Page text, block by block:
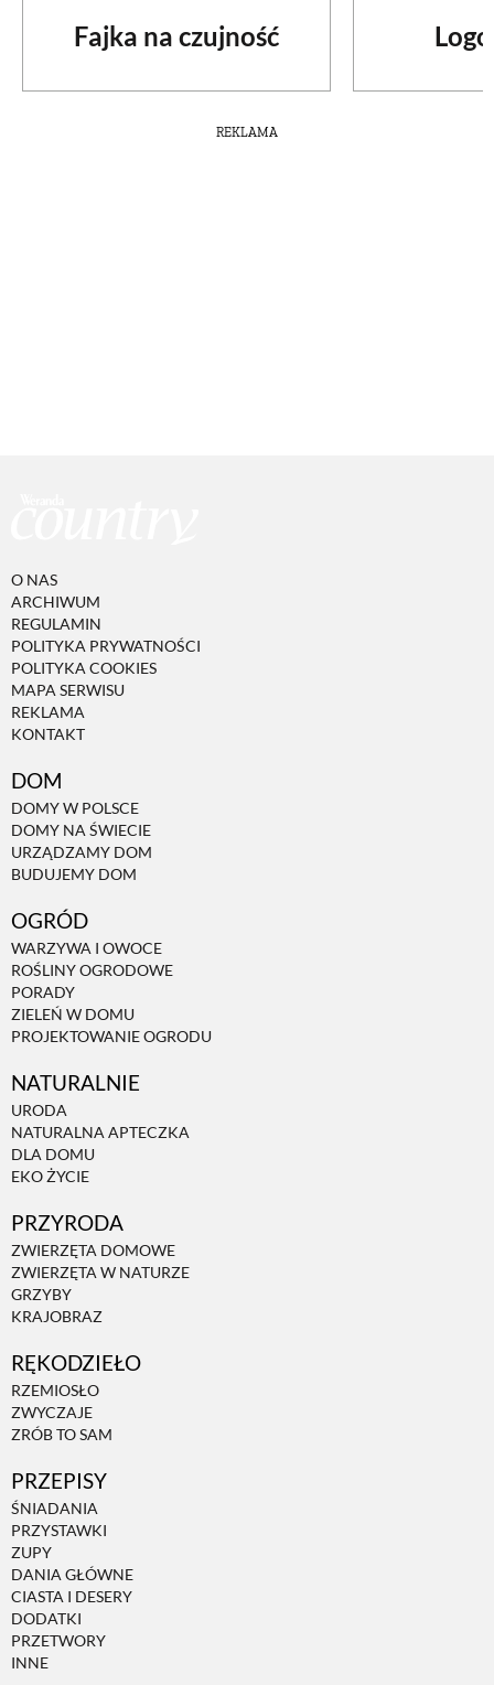
Fajka na czujność
REKLAMA
O NAS
ARCHIWUM
REGULAMIN
POLITYKA PRYWATNOŚCI
POLITYKA COOKIES
MAPA SERWISU
REKLAMA
KONTAKT
DOM
DOMY W POLSCE
DOMY NA ŚWIECIE
URZĄDZAMY DOM
BUDUJEMY DOM
OGRÓD
WARZYWA I OWOCE
ROŚLINY OGRODOWE
PORADY
ZIELEŃ W DOMU
PROJEKTOWANIE OGRODU
NATURALNIE
URODA
NATURALNA APTECZKA
DLA DOMU
EKO ŻYCIE
PRZYRODA
ZWIERZĘTA DOMOWE
ZWIERZĘTA W NATURZE
GRZYBY
KRAJOBRAZ
RĘKODZIEŁO
RZEMIOSŁO
ZWYCZAJE
ZRÓB TO SAM
PRZEPISY
ŚNIADANIA
PRZYSTAWKI
ZUPY
DANIA GŁÓWNE
CIASTA I DESERY
DODATKI
PRZETWORY
INNE